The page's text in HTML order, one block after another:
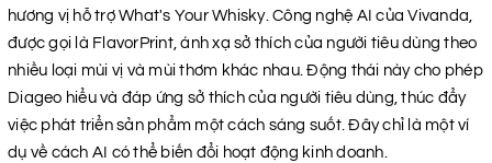
hương vị hỗ trợ What's Your Whisky. Công nghệ AI của Vivanda,
được gọi là FlavorPrint, ánh xạ sở thích của người tiêu dùng theo
nhiều loại mùi vị và mùi thơm khác nhau. Động thái này cho phép
Diageo hiểu và đáp ứng sở thích của người tiêu dùng, thúc đẩy
việc phát triển sản phẩm một cách sáng suốt. Đây chỉ là một ví
dụ về cách AI có thể biến đổi hoạt động kinh doanh.